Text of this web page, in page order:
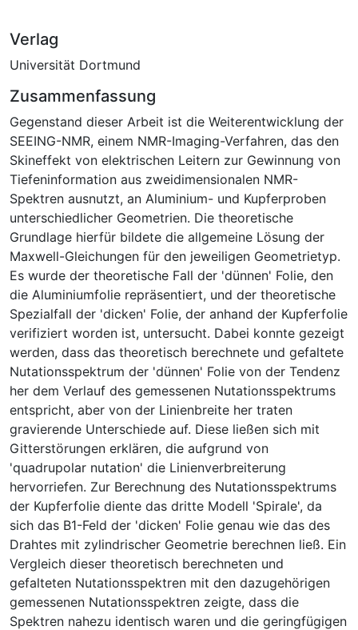
Verlag
Universität Dortmund
Zusammenfassung
Gegenstand dieser Arbeit ist die Weiterentwicklung der
SEEING-NMR, einem NMR-Imaging-Verfahren, das den
Skineffekt von elektrischen Leitern zur Gewinnung von
Tiefeninformation aus zweidimensionalen NMR-
Spektren ausnutzt, an Aluminium- und Kupferproben
unterschiedlicher Geometrien. Die theoretische
Grundlage hierfür bildete die allgemeine Lösung der
Maxwell-Gleichungen für den jeweiligen Geometrietyp.
Es wurde der theoretische Fall der 'dünnen' Folie, den
die Aluminiumfolie repräsentiert, und der theoretische
Spezialfall der 'dicken' Folie, der anhand der Kupferfolie
verifiziert worden ist, untersucht. Dabei konnte gezeigt
werden, dass das theoretisch berechnete und gefaltete
Nutationsspektrum der 'dünnen' Folie von der Tendenz
her dem Verlauf des gemessenen Nutationsspektrums
entspricht, aber von der Linienbreite her traten
gravierende Unterschiede auf. Diese ließen sich mit
Gitterstörungen erklären, die aufgrund von
'quadrupolar nutation' die Linienverbreiterung
hervorriefen. Zur Berechnung des Nutationsspektrums
der Kupferfolie diente das dritte Modell 'Spirale', da
sich das B1-Feld der 'dicken' Folie genau wie das des
Drahtes mit zylindrischer Geometrie berechnen ließ. Ein
Vergleich dieser theoretisch berechneten und
gefalteten Nutationsspektren mit den dazugehörigen
gemessenen Nutationsspektren zeigte, dass die
Spektren nahezu identisch waren und die geringfügigen